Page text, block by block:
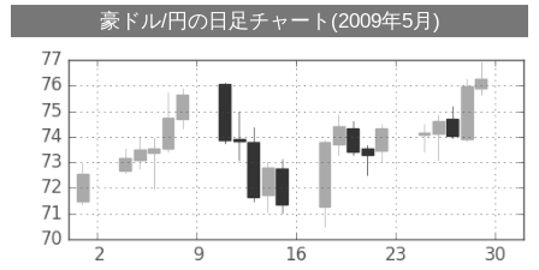
豪ドル/円の日足チャート(2009年5月)